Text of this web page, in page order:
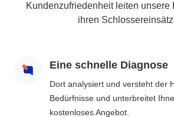
Kundenzufriedenheit leiten unsere
ihren
Eine schnelle Diagnose
Dort analysiert und versteht der
Bedürfnisse und unterbreitet
kostenloses Angebot.